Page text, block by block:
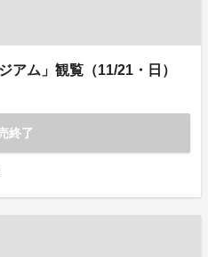
アム」観覧（11/21・日）
終了